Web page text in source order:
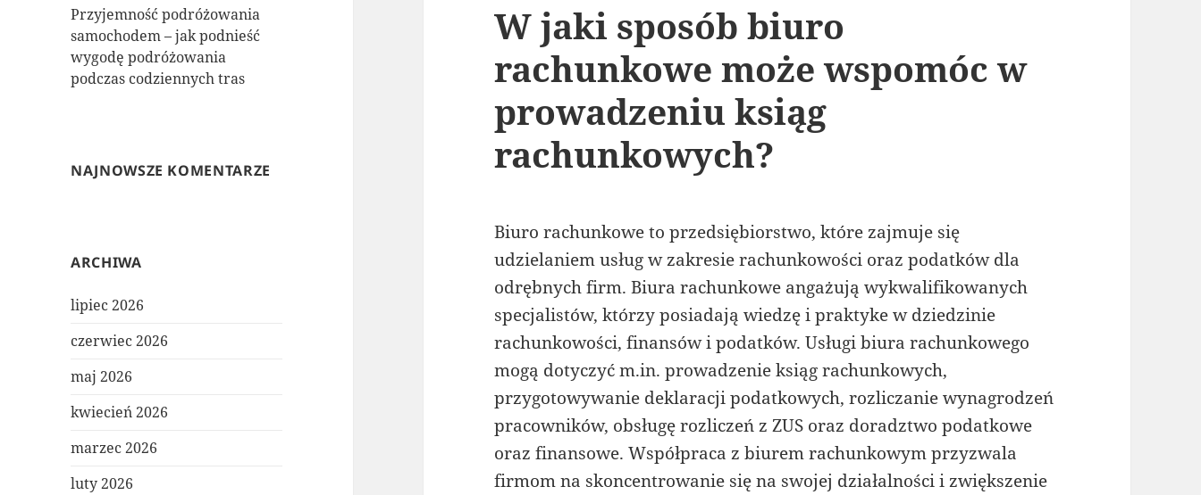
Przyjemność podróżowania
samochodem – jak podnieść
wygodę podróżowania
podczas codziennych tras
NAJNOWSZE KOMENTARZE
ARCHIWA
lipiec 2026
czerwiec 2026
maj 2026
kwiecień 2026
marzec 2026
luty 2026
W jaki sposób biuro
rachunkowe może wspomóc w
prowadzeniu ksiąg
rachunkowych?
Biuro rachunkowe to przedsiębiorstwo, które zajmuje się
udzielaniem usług w zakresie rachunkowości oraz podatków dla
odrębnych firm. Biura rachunkowe angażują wykwalifikowanych
specjalistów, którzy posiadają wiedzę i praktyke w dziedzinie
rachunkowości, finansów i podatków. Usługi biura rachunkowego
mogą dotyczyć m.in. prowadzenie ksiąg rachunkowych,
przygotowywanie deklaracji podatkowych, rozliczanie wynagrodzeń
pracowników, obsługę rozliczeń z ZUS oraz doradztwo podatkowe
oraz finansowe. Współpraca z biurem rachunkowym przyzwala
firmom na skoncentrowanie się na swojej działalności i zwiększenie